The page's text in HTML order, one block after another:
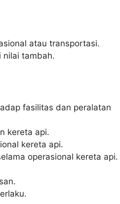
atau transportasi.
nilai tambah.
fasilitas dan peralatan
kereta api.
kereta api.
operasional kereta api.